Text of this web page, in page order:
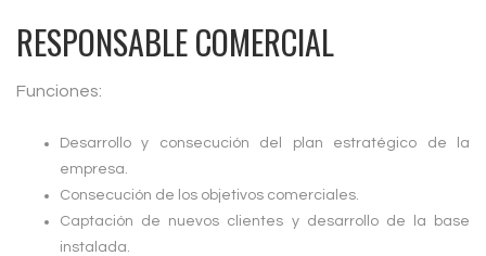
RESPONSABLE COMERCIAL
Funciones:
Desarrollo y consecución del plan estratégico de la
empresa.
Consecución de los objetivos comerciales.
Captación de nuevos clientes y desarrollo de la base
instalada.